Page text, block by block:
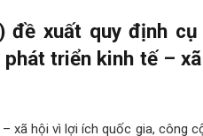
đề xuất quy định
triển kinh tế –
xã hội vì lợi ích quốc gia, công